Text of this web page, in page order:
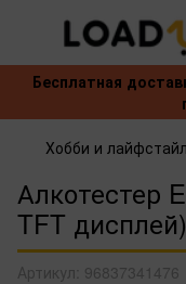
Бесплатная
Хобби и лайфстайл
Алкотестер
TFT дисплей)
Артикул: 96837341476